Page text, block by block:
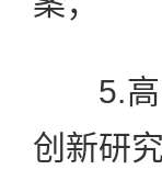
5.高中
创新研